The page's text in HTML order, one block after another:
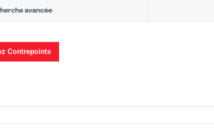
avancée
Contrepoints